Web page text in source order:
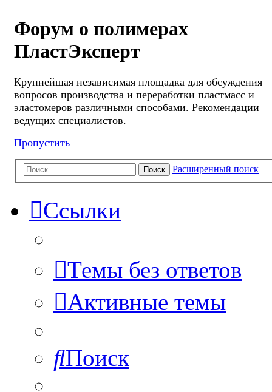
Форум о полимерах
ПластЭксперт
Крупнейшая независимая площадка для обсуждения
вопросов производства и переработки пластмасс и
эластомеров различными способами. Рекомендации
ведущих специалистов.
Пропустить
Поиск Расширенный поиск
Ссылки
Темы без ответов
Активные темы
Поиск